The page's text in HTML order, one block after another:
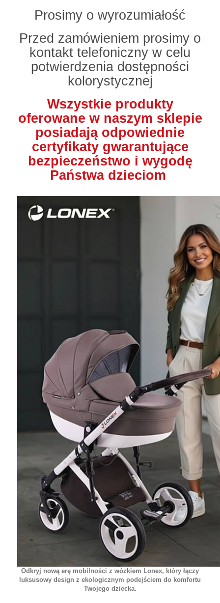
Prosimy o wyrozumiałość
Przed zamówieniem prosimy o
kontakt telefoniczny w celu
potwierdzenia dostępności
kolorystycznej
Wszystkie produkty
oferowane w naszym sklepie
posiadają odpowiednie
certyfikaty gwarantujące
bezpieczeństwo i wygodę
Państwa dzieciom
Odkryj nową erę mobilności z wózkiem Lonex, który łączy
luksusowy design z ekologicznym podejściem do komfortu
Twojego dziecka.